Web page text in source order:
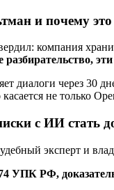
и почему
компания
разбирательство,
диалоги через 30
касается не только
с ИИ стать
эксперт и
УПК РФ,